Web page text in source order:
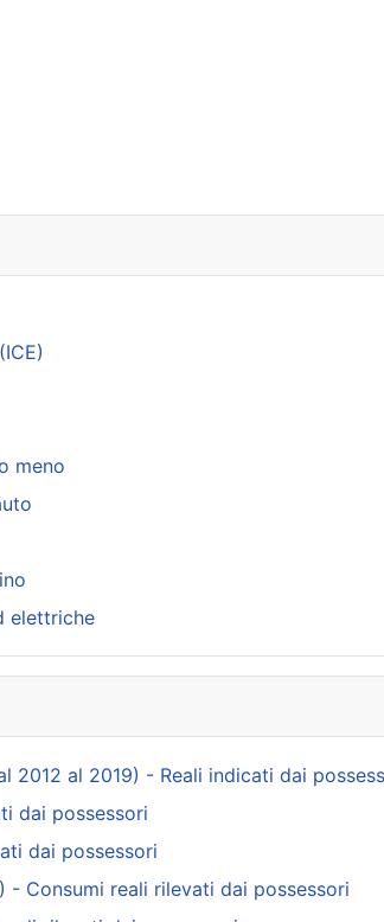
meno
elettriche
2012 al 2019) - Reali indicati dai
dai possessori
dai possessori
- Consumi reali rilevati dai possessori